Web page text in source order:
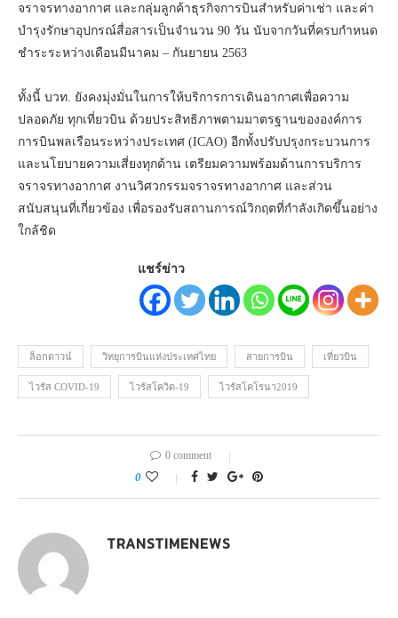
จราจรทางอากาศ และกลุ่มลูกค้าธุรกิจการบินสำหรับค่าเช่า และค่า
บำรุงรักษาอุปกรณ์สื่อสารเป็นจำนวน 90 วัน นับจากวันที่ครบกำหนด
ชำระระหว่างเดือนมีนาคม – กันยายน 2563
ทั้งนี้ บวท. ยังคงมุ่งมั่นในการให้บริการการเดินอากาศเพื่อความ
ปลอดภัย ทุกเที่ยวบิน ด้วยประสิทธิภาพตามมาตรฐานขององค์การ
การบินพลเรือนระหว่างประเทศ (ICAO) อีกทั้งปรับปรุงกระบวนการ
และนโยบายความเสี่ยงทุกด้าน เตรียมความพร้อมด้านการบริการ
จราจรทางอากาศ งานวิศวกรรมจราจรทางอากาศ และส่วน
สนับสนุนที่เกี่ยวข้อง เพื่อรองรับสถานการณ์วิกฤตที่กำลังเกิดขึ้นอย่าง
ใกล้ชิด
แชร์ข่าว
ล็อกดาวน์ วิทยุการบินแห่งประเทศไทย สายการบิน เที่ยวบิน
ไวรัส COVID-19 ไวรัสโควิด-19 ไวรัสโคโรนา2019
0 comment
0
TRANSTIMENEWS